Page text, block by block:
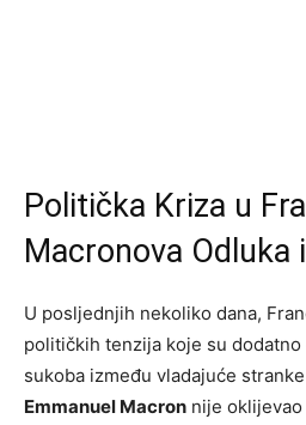
Politička Kriza u
Macronova Odluka
U posljednjih nekoliko dana,
političkih tenzija koje su
sukoba između vladajuće
Emmanuel Macron nije